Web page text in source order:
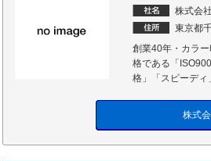
株式会
東京都
創業40年・カラ
格である「
格」「スピーデ
株式